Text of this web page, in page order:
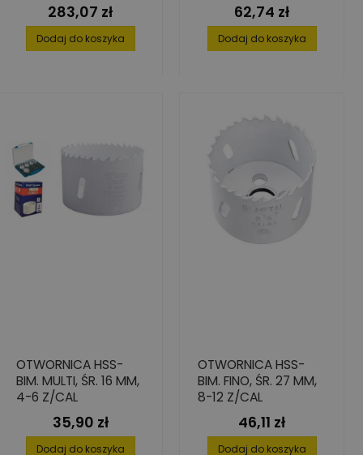
Cena
283,07 zł
Dodaj do koszyka
Cena
62,74 zł
Dodaj do koszyka
OTWORNICA HSS-
BIM. MULTI, ŚR. 16 MM,
4-6 Z/CAL
Cena
35,90 zł
Dodaj do koszyka
OTWORNICA HSS-
BIM. FINO, ŚR. 27 MM,
8-12 Z/CAL
Cena
46,11 zł
Dodaj do koszyka